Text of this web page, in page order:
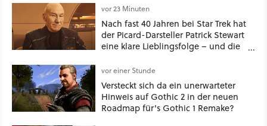
vor 23 Minuten
Nach fast 40 Jahren bei Star Trek hat
der Picard-Darsteller Patrick Stewart
eine klare Lieblingsfolge – und die
vor einer Stunde
Versteckt sich da ein unerwarteter
Hinweis auf Gothic 2 in der neuen
Roadmap für's Gothic 1 Remake?